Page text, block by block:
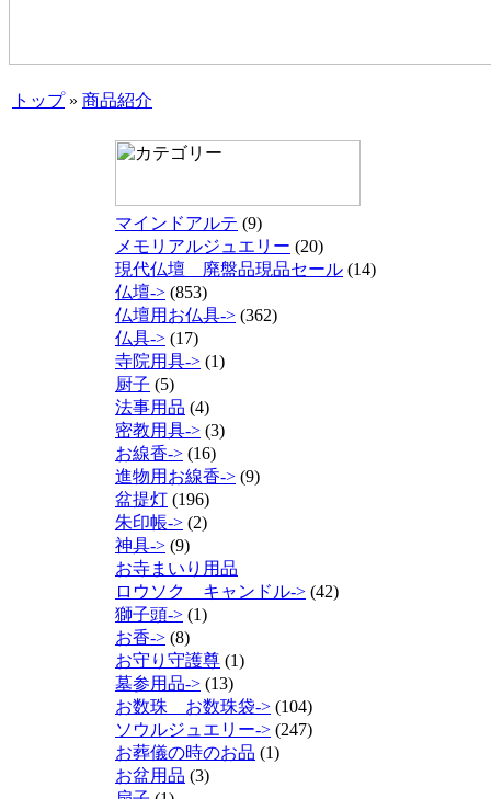
トップ» 商品紹介
マインドアルテ (9)
メモリアルジュエリー (20)
現代仏壇 廃盤品現品セール (14)
仏壇-> (853)
仏壇用お仏具-> (362)
仏具-> (17)
寺院用具-> (1)
厨子 (5)
法事用品 (4)
密教用具-> (3)
お線香-> (16)
進物用お線香-> (9)
盆提灯 (196)
朱印帳-> (2)
神具-> (9)
お寺まいり用品
ロウソク キャンドル-> (42)
獅子頭-> (1)
お香-> (8)
お守り守護尊 (1)
墓参用品-> (13)
お数珠 お数珠袋-> (104)
ソウルジュエリー-> (247)
お葬儀の時のお品 (1)
お盆用品 (3)